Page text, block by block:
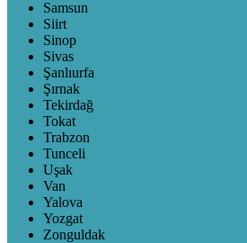
Samsun
Siirt
Sinop
Sivas
Şanlıurfa
Şırnak
Tekirdağ
Tokat
Trabzon
Tunceli
Uşak
Van
Yalova
Yozgat
Zonguldak